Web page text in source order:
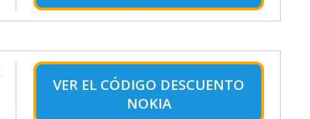
VER EL CÓDIGO DESCUENTO
NOKIA